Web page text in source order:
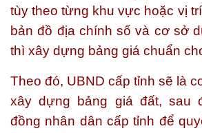
tùy theo từng khu vực hoặc vị
bản đồ địa chính số và cơ sở
thì xây dựng bảng giá chuẩn
Theo đó, UBND cấp tỉnh sẽ là
xây dựng bảng giá đất, sau
đồng nhân dân cấp tỉnh để